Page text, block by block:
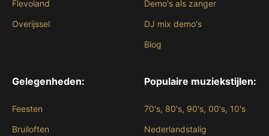
Flevoland
Overijssel
Demo's als zanger
DJ mix demo's
Blog
Gelegenheden:
Feesten
Bruiloften
Populaire muziekstijlen:
70's, 80's, 90's, 00's, 10's
Nederlandstalig